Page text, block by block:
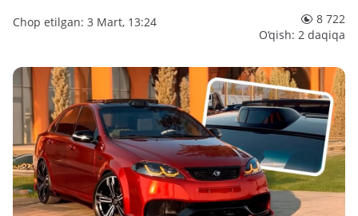
Chop etilgan: 3 Mart, 13:24
8 722
O‘qish: 2 daqiqa